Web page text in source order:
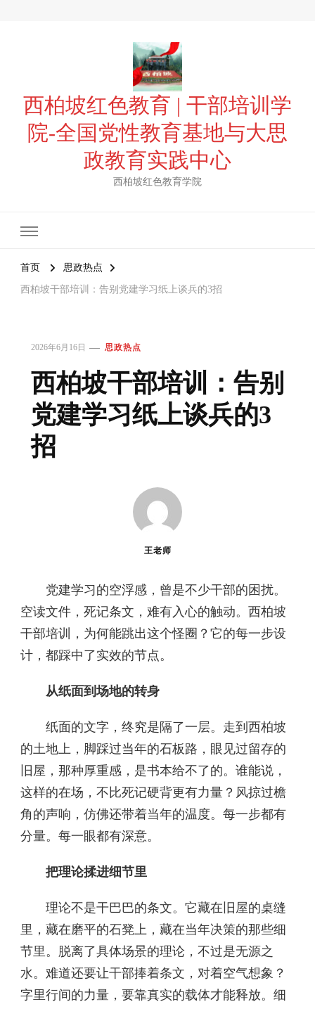
西柏坡红色教育 | 干部培训学
院-全国党性教育基地与大思
政教育实践中心
西柏坡红色教育学院
首页 思政热点
西柏坡干部培训：告别党建学习纸上谈兵的3招
2026年6月16日 思政热点
西柏坡干部培训：告别
党建学习纸上谈兵的3
招
王老师
党建学习的空浮感，曾是不少干部的困扰。
空读文件，死记条文，难有入心的触动。西柏坡
干部培训，为何能跳出这个怪圈？它的每一步设
计，都踩中了实效的节点。
从纸面到场地的转身
纸面的文字，终究是隔了一层。走到西柏坡
的土地上，脚踩过当年的石板路，眼见过留存的
旧屋，那种厚重感，是书本给不了的。谁能说，
这样的在场，不比死记硬背更有力量？风掠过檐
角的声响，仿佛还带着当年的温度。每一步都有
分量。每一眼都有深意。
把理论揉进细节里
理论不是干巴巴的条文。它藏在旧屋的桌缝
里，藏在磨平的石凳上，藏在当年决策的那些细
节里。脱离了具体场景的理论，不过是无源之
水。难道还要让干部捧着条文，对着空气想象？
字里行间的力量，要靠真实的载体才能释放。细